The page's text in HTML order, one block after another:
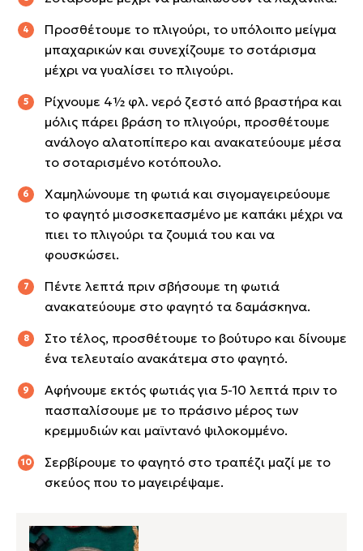
Προσθέτουμε το πλιγούρι, το υπόλοιπο μείγμα
μπαχαρικών και συνεχίζουμε το σοτάρισμα
μέχρι να γυαλίσει το πλιγούρι.
Ρίχνουμε 4½ φλ. νερό ζεστό από βραστήρα και
μόλις πάρει βράση το πλιγούρι, προσθέτουμε
ανάλογο αλατοπίπερο και ανακατεύουμε μέσα
το σοταρισμένο κοτόπουλο.
Χαμηλώνουμε τη φωτιά και σιγομαγειρεύουμε
το φαγητό μισοσκεπασμένο με καπάκι μέχρι να
πιει το πλιγούρι τα ζουμιά του και να
φουσκώσει.
Πέντε λεπτά πριν σβήσουμε τη φωτιά
ανακατεύουμε στο φαγητό τα δαμάσκηνα.
Στο τέλος, προσθέτουμε το βούτυρο και δίνουμε
ένα τελευταίο ανακάτεμα στο φαγητό.
Αφήνουμε εκτός φωτιάς για 5-10 λεπτά πριν το
πασπαλίσουμε με το πράσινο μέρος των
κρεμμυδιών και μαϊντανό ψιλοκομμένο.
Σερβίρουμε το φαγητό στο τραπέζι μαζί με το
σκεύος που το μαγειρέψαμε.